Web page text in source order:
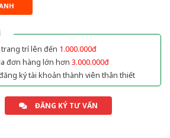
trí lên đến 1.000.000đ
đơn hàng lớn hơn 3.000.000đ
ký tài khoản thành viên thân thiết
ĐĂNG KÝ TƯ VẤN